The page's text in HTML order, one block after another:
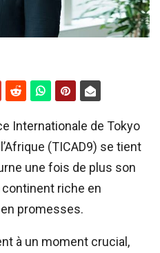
Internationale de Tokyo
(TICAD9) se tient
une fois de plus son
continent riche en
promesses.
à un moment crucial,